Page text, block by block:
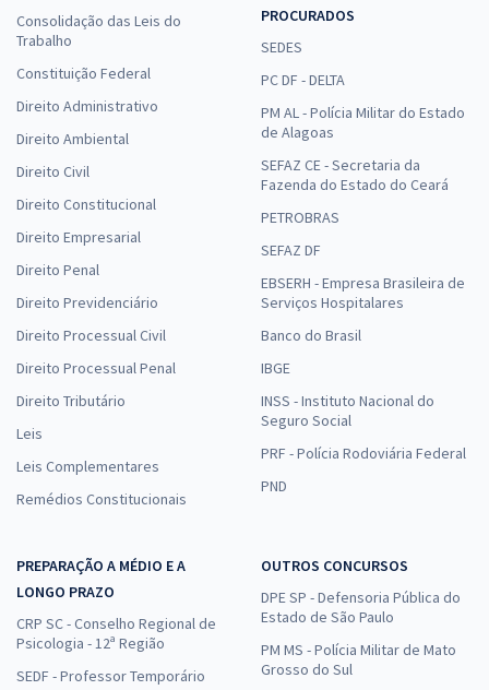
Consolidação das Leis do
Trabalho
Constituição Federal
Direito Administrativo
Direito Ambiental
Direito Civil
Direito Constitucional
Direito Empresarial
Direito Penal
Direito Previdenciário
Direito Processual Civil
Direito Processual Penal
Direito Tributário
Leis
Leis Complementares
Remédios Constitucionais
PROCURADOS
SEDES
PC DF - DELTA
PM AL - Polícia Militar do Estado
de Alagoas
SEFAZ CE - Secretaria da
Fazenda do Estado do Ceará
PETROBRAS
SEFAZ DF
EBSERH - Empresa Brasileira de
Serviços Hospitalares
Banco do Brasil
IBGE
INSS - Instituto Nacional do
Seguro Social
PRF - Polícia Rodoviária Federal
PND
PREPARAÇÃO A MÉDIO E A
LONGO PRAZO
CRP SC - Conselho Regional de
Psicologia - 12ª Região
SEDF - Professor Temporário
OUTROS CONCURSOS
DPE SP - Defensoria Pública do
Estado de São Paulo
PM MS - Polícia Militar de Mato
Grosso do Sul